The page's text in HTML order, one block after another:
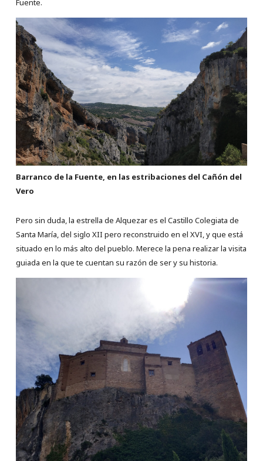
Fuente.
Barranco de la Fuente, en las estribaciones del Cañón del
Vero
Pero sin duda, la estrella de Alquezar es el Castillo Colegiata de
Santa María, del siglo XII pero reconstruido en el XVI, y que está
situado en lo más alto del pueblo. Merece la pena realizar la visita
guiada en la que te cuentan su razón de ser y su historia.